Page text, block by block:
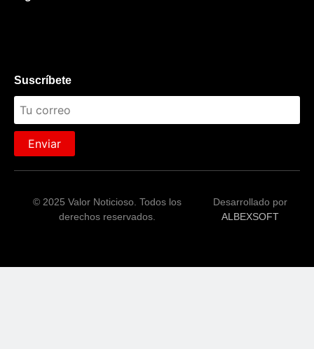
Suscríbete
Enviar
© 2025 Valor Noticioso. Todos los
derechos reservados.
Desarrollado por
ALBEXSOFT